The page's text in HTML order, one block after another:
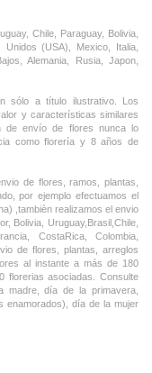
Chile, Paraguay, Bolivia,
Unidos (USA), Mexico, Italia,
Alemania, Rusia, Japon,
sólo a título ilustrativo. Los
y características similares
de envío de flores nunca lo
como florería y 8 años de
de flores, ramos, plantas,
por ejemplo efectuamos el
,tambièn realizamos el envio
Bolivia, Uruguay,Brasil,Chile,
CostaRica, Colombia,
de flores, plantas, arreglos
al instante a más de 180
florerias asociadas. Consulte
madre, día de la primavera,
enamorados), día de la mujer